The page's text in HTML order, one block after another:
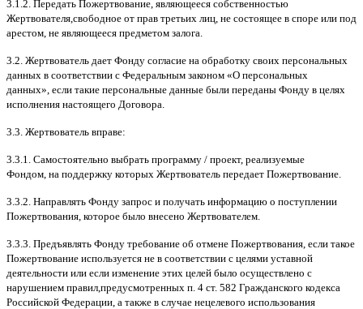
3.1.2. Передать Пожертвование являющееся собственностью
Жертвователя свободное от прав третьих лиц не состоящее в споре или под
арестом не являющееся предметом залога
3.2. Жертвователь дает Фонду согласие на обработку своих персональных
данных в соответствии с Федеральным законом «О персональных
данных», если такие персональные данные были переданы Фонду в целях
исполнения настоящего Договора
3.3. Жертвователь вправе:
3.3.1. Самостоятельно выбрать программу / проект, реализуемые
Фондом на поддержку которых Жертвователь передает Пожертвование
3.3.2. Направлять Фонду запрос и получать информацию о поступлении
Пожертвования которое было внесено Жертвователем
3.3.3. Предъявлять Фонду требование об отмене Пожертвования если такое
Пожертвование используется не в соответствии с целями уставной
деятельности или если изменение этих целей было осуществлено с
нарушением правил предусмотренных п . 4 ст. 582 Гражданского кодекса
Российской Федерации а также в случае нецелевого использования